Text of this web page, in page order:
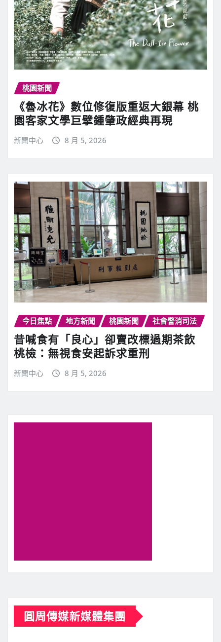
桃園新聞
《魯冰花》數位修復版重返大銀幕 桃
園客家文學巨擘鍾肇政經典再現
新聞中心 8 月 5, 2026
今日焦點 地方新聞 桃園新聞 社會警消司法
昔喊食有「良心」卻賣改標過期茶飲
桃檢：無視食安起訴求重刑
新聞中心 8 月 5, 2026
圓周傳媒新媒體集團